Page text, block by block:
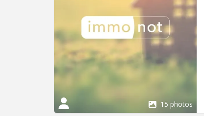
15 photos